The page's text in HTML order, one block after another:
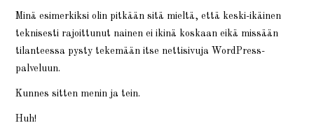
Minä esimerkiksi olin pitkään sitä mieltä, että keski-ikäinen
teknisesti rajoittunut nainen ei ikinä koskaan eikä missään
tilanteessa pysty tekemään itse nettisivuja WordPress-
palveluun.
Kunnes sitten menin ja tein.
Huh!